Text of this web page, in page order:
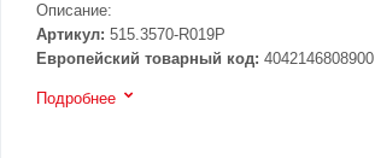
Описание:
Артикул: 515.3570-R019P
Европейский товарный код: 4042146808900
Подробнее